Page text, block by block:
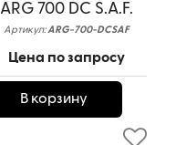
ARG 700 DC S.A.F.
Артикул: ARG-700-DCSAF
Цена по запросу
В корзину